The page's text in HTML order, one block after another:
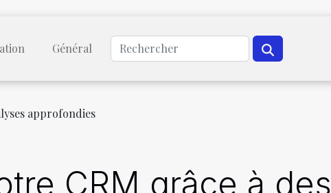
Général
approfondies
CRM grâce à des